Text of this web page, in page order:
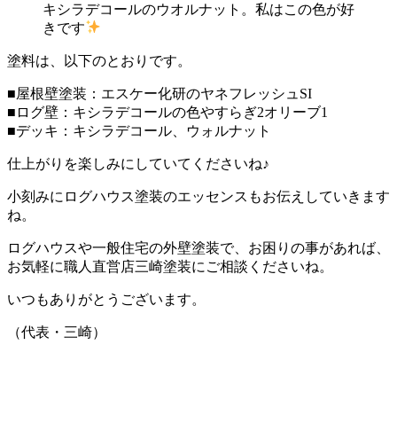
キシラデコールのウオルナット。私はこの色が好
きです
塗料は、以下のとおりです。
■屋根壁塗装：エスケー化研のヤネフレッシュSI
■ログ壁：キシラデコールの色やすらぎ2オリーブ1
■デッキ：キシラデコール、ウォルナット
仕上がりを楽しみにしていてくださいね♪
小刻みにログハウス塗装のエッセンスもお伝えしていきます
ね。
ログハウスや一般住宅の外壁塗装で、お困りの事があれば、
お気軽に職人直営店三崎塗装にご相談くださいね。
いつもありがとうございます。
（代表・三崎）